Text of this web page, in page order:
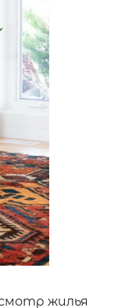
жилья